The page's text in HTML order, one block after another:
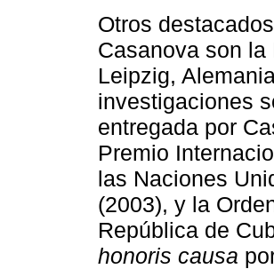
Otros
Casanova son
Leipzig,
investigaciones
entregada por
Premio
las Naciones
(2003), y la
República de
honoris causa